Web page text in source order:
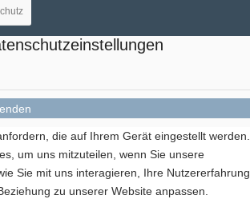
die auf Ihrem Gerät eingestellt werden.
um uns mitzuteilen, wenn Sie unsere
Sie mit uns interagieren, Ihre Nutzererfahrung
zu unserer Website anpassen.